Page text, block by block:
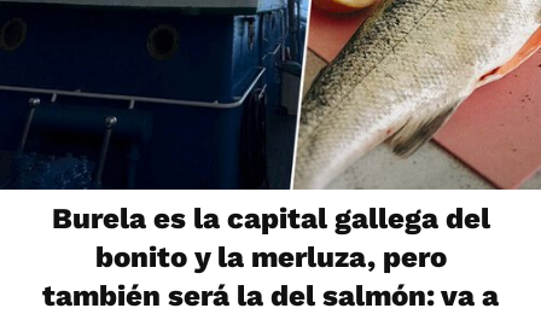
Burela es la capital gallega del
bonito y la merluza, pero
también será la del salmón: va a